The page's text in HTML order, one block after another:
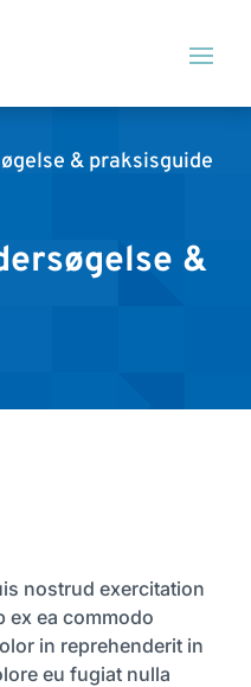
& praksisguide
&
nostrud exercitation
ex ea commodo
in reprehenderit in
eu fugiat nulla